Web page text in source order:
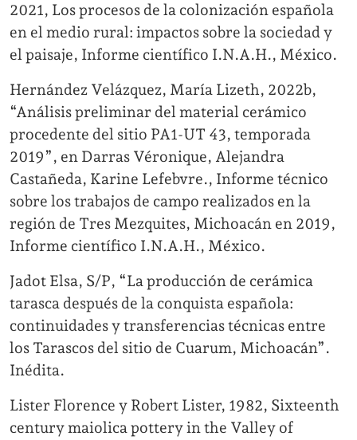
2021, Los procesos de la colonización española
en el medio rural: impactos sobre la sociedad y
el paisaje, Informe científico I.N.A.H., México.
Hernández Velázquez, María Lizeth, 2022b,
“Análisis preliminar del material cerámico
procedente del sitio PA1-UT 43, temporada
2019”, en Darras Véronique, Alejandra
Castañeda, Karine Lefebvre., Informe técnico
sobre los trabajos de campo realizados en la
región de Tres Mezquites, Michoacán en 2019,
Informe científico I.N.A.H., México.
Jadot Elsa, S/P, “La producción de cerámica
tarasca después de la conquista española:
continuidades y transferencias técnicas entre
los Tarascos del sitio de Cuarum, Michoacán”.
Inédita.
Lister Florence y Robert Lister, 1982, Sixteenth
century maiolica pottery in the Valley of